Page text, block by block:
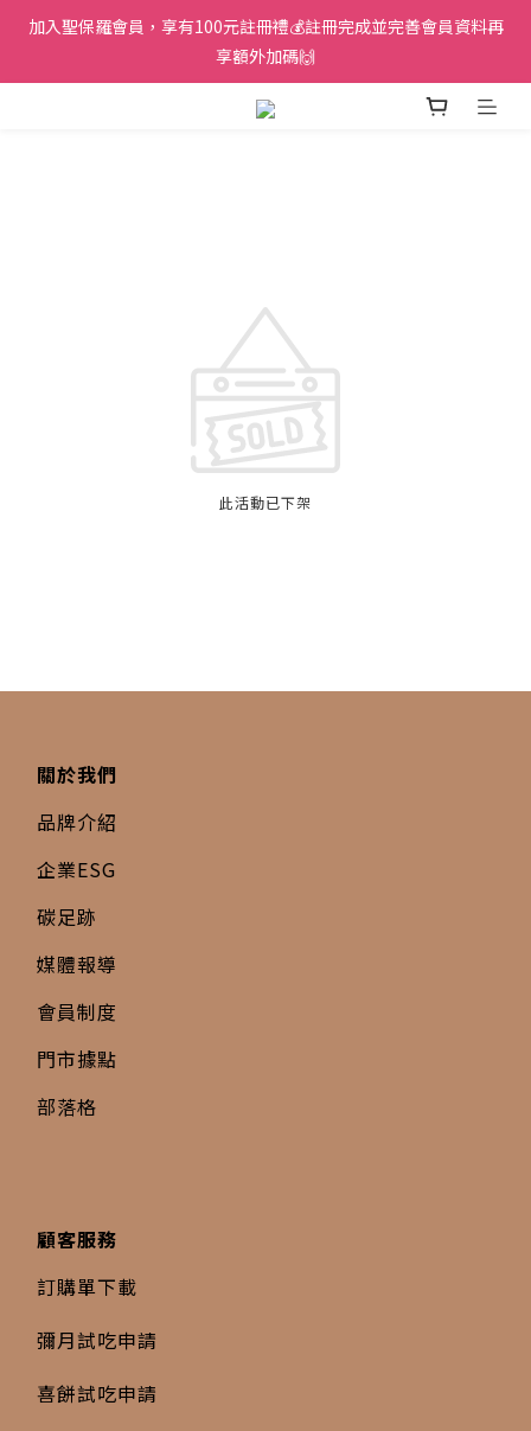
加入聖保羅會員，享有100元註冊禮💰註冊完成並完善會員資料再
享額外加碼🙌
此活動已下架
關於我們
品牌介紹
企業ESG
碳足跡
媒體報導
會員制度
門市據點
部落格
顧客服務
訂購單下載
彌月試吃申請
喜餅試吃申請